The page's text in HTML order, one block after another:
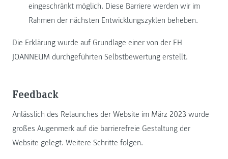
eingeschränkt möglich. Diese Barriere werden wir im
Rahmen der nächsten Entwicklungszyklen beheben.
Die Erklärung wurde auf Grundlage einer von der FH
JOANNEUM durchgeführten Selbstbewertung erstellt.
Feedback
Anlässlich des Relaunches der Website im März 2023 wurde
großes Augenmerk auf die barrierefreie Gestaltung der
Website gelegt. Weitere Schritte folgen.